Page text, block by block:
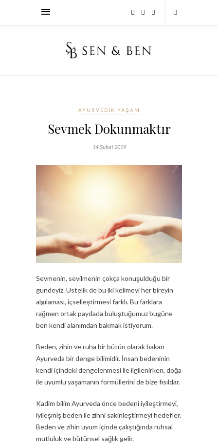
AYURVEDIK YAŞAM
Sevmek Dokunmaktır
14 Şubat 2019
Sevmenin, sevilmenin çokça konuşulduğu bir
gündeyiz. Üstelik de bu iki kelimeyi her bireyin
algılaması, içselleştirmesi farklı. Bu farklara
rağmen ortak paydada buluştuğumuz bugüne
ben kendi alanımdan bakmak istiyorum.
Beden, zihin ve ruha bir bütün olarak bakan
Ayurveda bir denge bilimidir. İnsan bedeninin
kendi içindeki dengelenmesi ile ilgilenirken, doğa
ile uyumlu yaşamanın formüllerini de bize fısıldar.
Kadim bilim Ayurveda önce bedeni iyileştirmeyi,
iyileşmiş beden ile zihni sakinleştirmeyi hedefler.
Beden ve zihin uyum içinde çalıştığında ruhsal
mutluluk ve bütünsel sağlık gelir.